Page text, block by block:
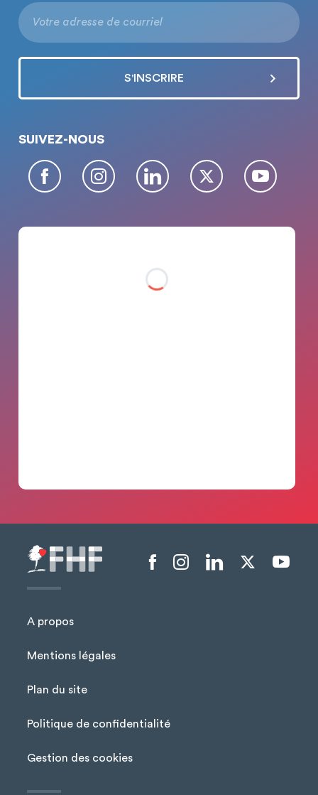
SUIVEZ-NOUS
A propos
Mentions légales
Plan du site
Politique de confidentialité
Gestion des cookies
Menu liens sociaux